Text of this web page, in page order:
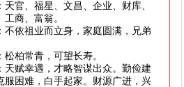
天官、福星、文昌、企业、财库、
工商、富翁。
不依祖业而立身，家庭圆满，兄弟
松柏常青，可望长寿。
天赋幸遇，才略智谋出众。勤俭建
服困难，白手起家。财源广进，兴